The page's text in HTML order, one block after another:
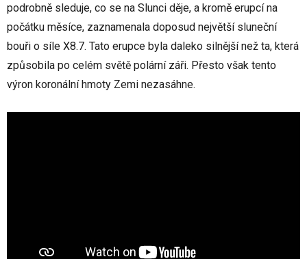
podrobně sleduje, co se na Slunci děje, a kromě erupcí na
počátku měsíce, zaznamenala doposud největší sluneční
bouři o síle X8.7. Tato erupce byla daleko silnější než ta, která
způsobila po celém světě polární záři. Přesto však tento
výron koronální hmoty Zemi nezasáhne.